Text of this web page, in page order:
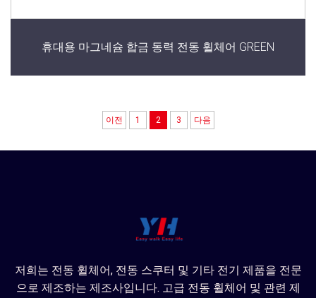
휴대용 마그네슘 합금 동력 전동 휠체어 GREEN
이전 1 2 3 다음
저희는 전동 휠체어, 전동 스쿠터 및 기타 전기 제품을 전문
으로 제조하는 제조사입니다. 고급 전동 휠체어 및 관련 제